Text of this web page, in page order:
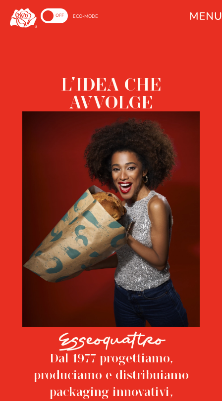
ON OFF ECO-MODE
L’IDEA CHE
AVVOLGE
Esseoquattro
Dal 1977 progettiamo,
produciamo e distribuiamo
packaging innovativi,